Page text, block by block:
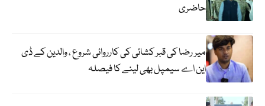
حاضری
میر رضا کی قبر کشائی کی کارروائی شروع ، والدین کے ڈی
این اے سیمپل بھی لینے کا فیصلہ